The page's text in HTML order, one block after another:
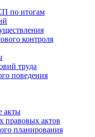
по итогам
контроля
труда
поведения
акты
правовых актов
планирования